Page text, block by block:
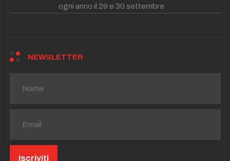
ogni anno il 29 e 30 settembre
NEWSLETTER